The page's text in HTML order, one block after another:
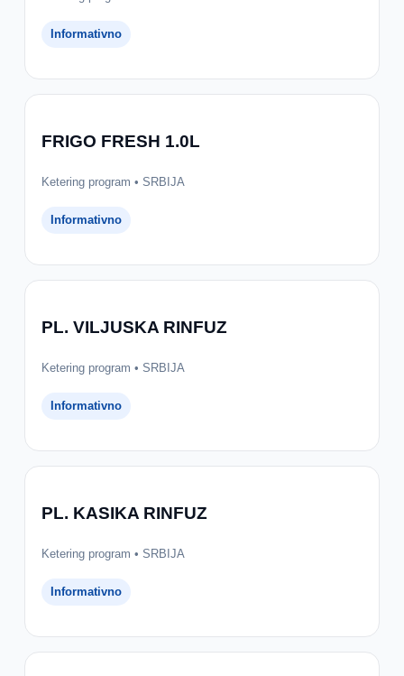
Informativno
FRIGO FRESH 1.0L
Ketering program • SRBIJA
Informativno
PL. VILJUSKA RINFUZ
Ketering program • SRBIJA
Informativno
PL. KASIKA RINFUZ
Ketering program • SRBIJA
Informativno